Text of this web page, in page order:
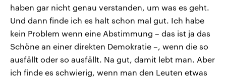
haben gar nicht genau verstanden, um was es geht.
Und dann finde ich es halt schon mal gut. Ich habe
kein Problem wenn eine Abstimmung – das ist ja das
Schöne an einer direkten Demokratie –, wenn die so
ausfällt oder so ausfällt. Na gut, damit lebt man. Aber
ich finde es schwierig, wenn man den Leuten etwas